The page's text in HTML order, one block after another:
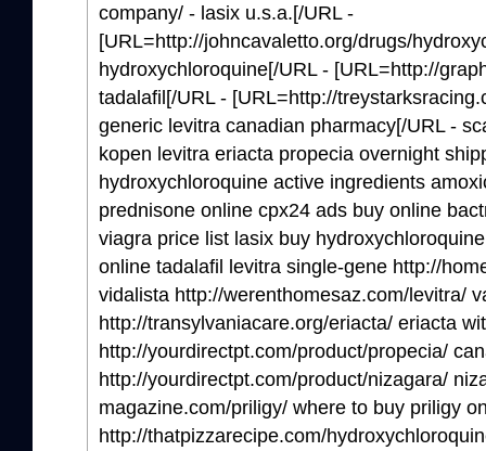
company/ - lasix u.s.a.[/URL -
[URL=http://johncavaletto.org/drugs/
hydroxychloroquine[/URL - [URL=http://
tadalafil[/URL - [URL=http://
generic levitra canadian pharmacy[/URL -
kopen levitra eriacta propecia overnight
hydroxychloroquine active ingredients
prednisone online cpx24 ads buy online
viagra price list lasix buy
online tadalafil levitra single-gene http://
vidalista http://werenthomesaz.com/levitra/
http://transylvaniacare.org/eriacta/ eriacta
http://yourdirectpt.com/product/propecia/
http://yourdirectpt.com/product/nizagara/
magazine.com/priligy/ where to buy priligy
http://thatpizzarecipe.com/